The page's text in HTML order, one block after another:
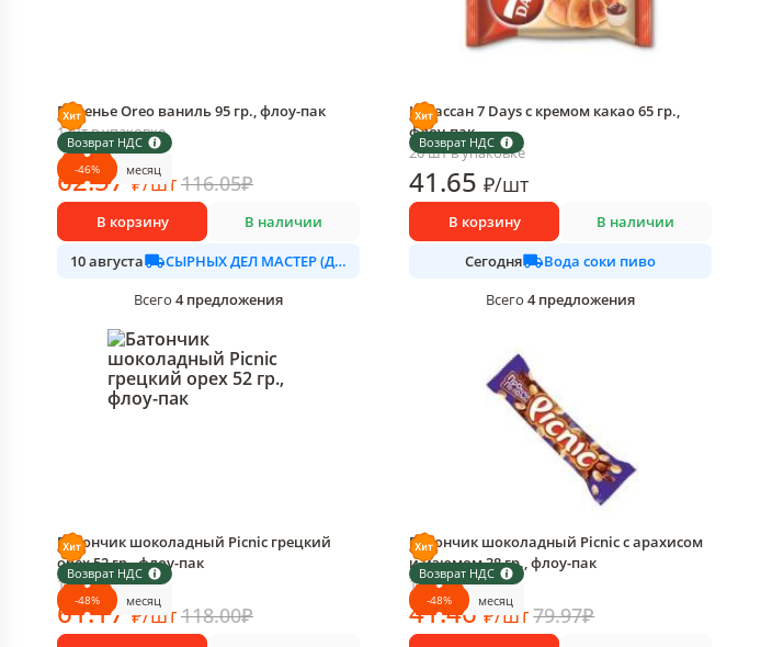
Возврат НДС
-46% месяц
Печенье Oreo ваниль 95 гр., флоу-пак
1 шт в упаковке
62.57 ₽/шт116.05₽
В корзину В наличии
10 августа
СЫРНЫХ ДЕЛ МАСТЕР (ДАЛИМО)
Всего 4 предложения
Возврат НДС
Круассан 7 Days с кремом какао 65 гр.,
флоу-пак
20 шт в упаковке
41.65 ₽/шт
В корзину В наличии
Сегодня
Вода соки пиво
Всего 4 предложения
Возврат НДС
-48% месяц
Батончик шоколадный Picnic грецкий
орех 52 гр., флоу-пак
1 шт в упаковке
61.17 ₽/шт118.00₽
Возврат НДС
-48% месяц
Батончик шоколадный Picnic с арахисом
и изюмом 38 гр., флоу-пак
1 шт в упаковке
41.46 ₽/шт79.97₽